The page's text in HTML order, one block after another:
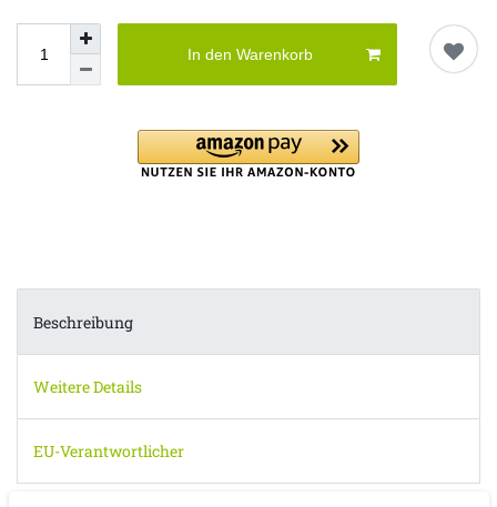
In den Warenkorb
Beschreibung
Weitere Details
EU-Verantwortlicher